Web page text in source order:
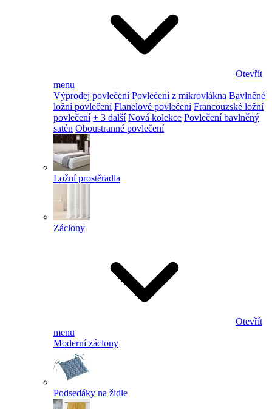
Otevřít
menu
Výprodej povlečení Povlečení z mikrovlákna Bavlněné
ložní povlečení Flanelové povlečení Francouzské ložní
povlečení + 3 další Nová kolekce Povlečení bavlněný
satén Oboustranné povlečení
Ložní prostěradla
Záclony
Otevřít
menu
Moderní záclony
Podsedáky na židle